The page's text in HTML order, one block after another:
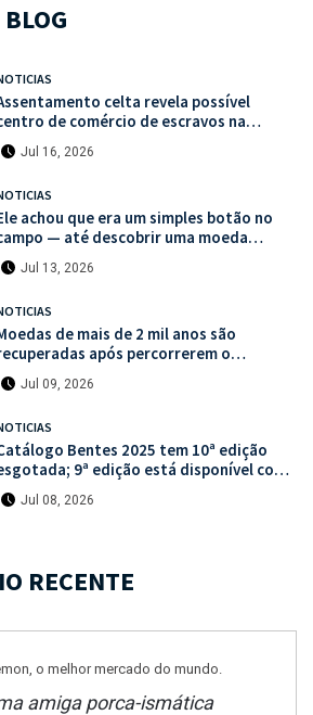
celta revela possível
de comércio de escravos na
França
Jul 16, 2026
achou que era um simples botão no
— até descobrir uma moeda
medieval de valor histórico incalculável
Jul 13, 2026
de mais de 2 mil anos são
após percorrerem o
mercado ilegal de antiguidades
Jul 09, 2026
Bentes 2025 tem 10ª edição
9ª edição está disponível com
mais de 30% de desconto na unidade
Jul 08, 2026
RECENTE
o melhor mercado do mundo.
amiga porca-ismática